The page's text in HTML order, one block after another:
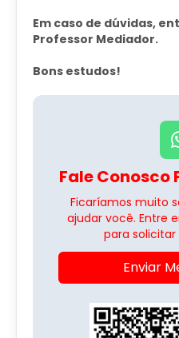
Em caso de dúvidas,
Professor Mediador.
Bons estudos!
Fale Conosco
Ficaríamos muito
ajudar você. Entre
para solicitar
Enviar